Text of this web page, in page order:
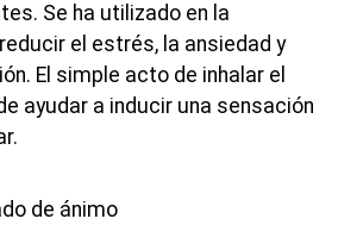
Se ha utilizado en la
el estrés, la ansiedad y
El simple acto de inhalar el
ayudar a inducir una sensación
de ánimo